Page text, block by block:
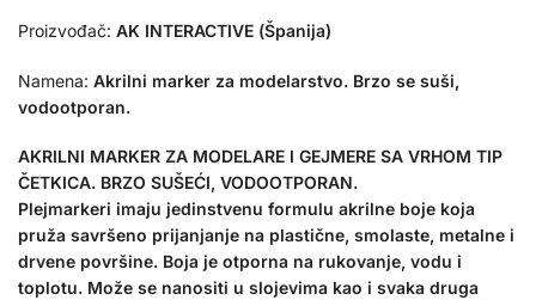
Proizvođač: AK INTERACTIVE (Španija)
Namena: Akrilni marker za modelarstvo. Brzo se suši,
vodootporan.
AKRILNI MARKER ZA MODELARE I GEJMERE SA VRHOM TIP
ČETKICA. BRZO SUŠEĆI, VODOOTPORAN.
Plejmarkeri imaju jedinstvenu formulu akrilne boje koja
pruža savršeno prijanjanje na plastične, smolaste, metalne i
drvene površine. Boja je otporna na rukovanje, vodu i
toplotu. Može se nanositi u slojevima kao i svaka druga